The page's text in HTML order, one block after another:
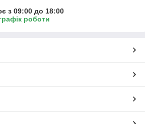
з 09:00 до 18:00
роботи